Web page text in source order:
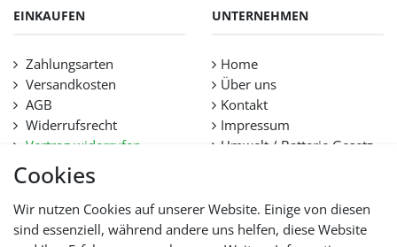
Cookies
Wir nutzen Cookies auf unserer Website. Einige von diesen
sind essenziell, während andere uns helfen, diese Website
EINKAUFEN
Zahlungsarten
Versandkosten
AGB
Widerrufsrecht
Vertrag widerrufen
Datenschutz
Hilfe
Lieferfristen und
Lieferbeschränkung
UNTERNEHMEN
Home
Über uns
Kontakt
Impressum
Umwelt / Batterie Gesetz